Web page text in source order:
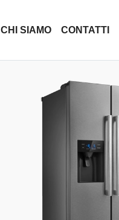
CHI SIAMO CONTATTI